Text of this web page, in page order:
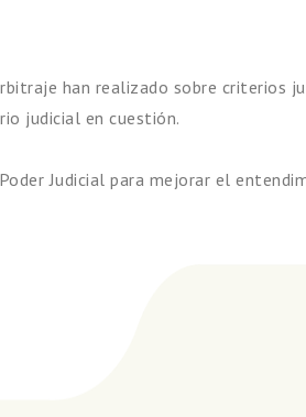
han realizado sobre criterios
judicial en cuestión.
Judicial para mejorar el